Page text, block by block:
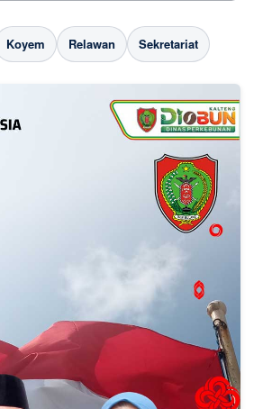
Koyem Relawan Sekretariat